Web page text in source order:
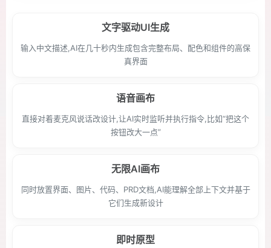
文字驱动UI生成
输入中文描述,AI在几十秒内生成包含完整布局、配色和组件的高保
真界面
语音画布
直接对着麦克风说话改设计,让AI实时监听并执行指令,比如“把这个
按钮改大一点”
无限AI画布
同时放置界面、图片、代码、PRD文档,AI能理解全部上下文并基于
它们生成新设计
即时原型